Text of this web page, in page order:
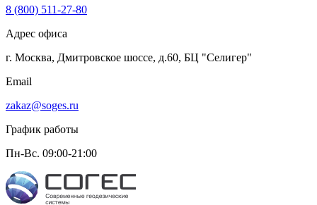
8 (800) 511-27-80
Адрес офиса
г. Москва, Дмитровское шоссе, д.60, БЦ "Селигер"
Email
zakaz@soges.ru
График работы
Пн-Вс. 09:00-21:00